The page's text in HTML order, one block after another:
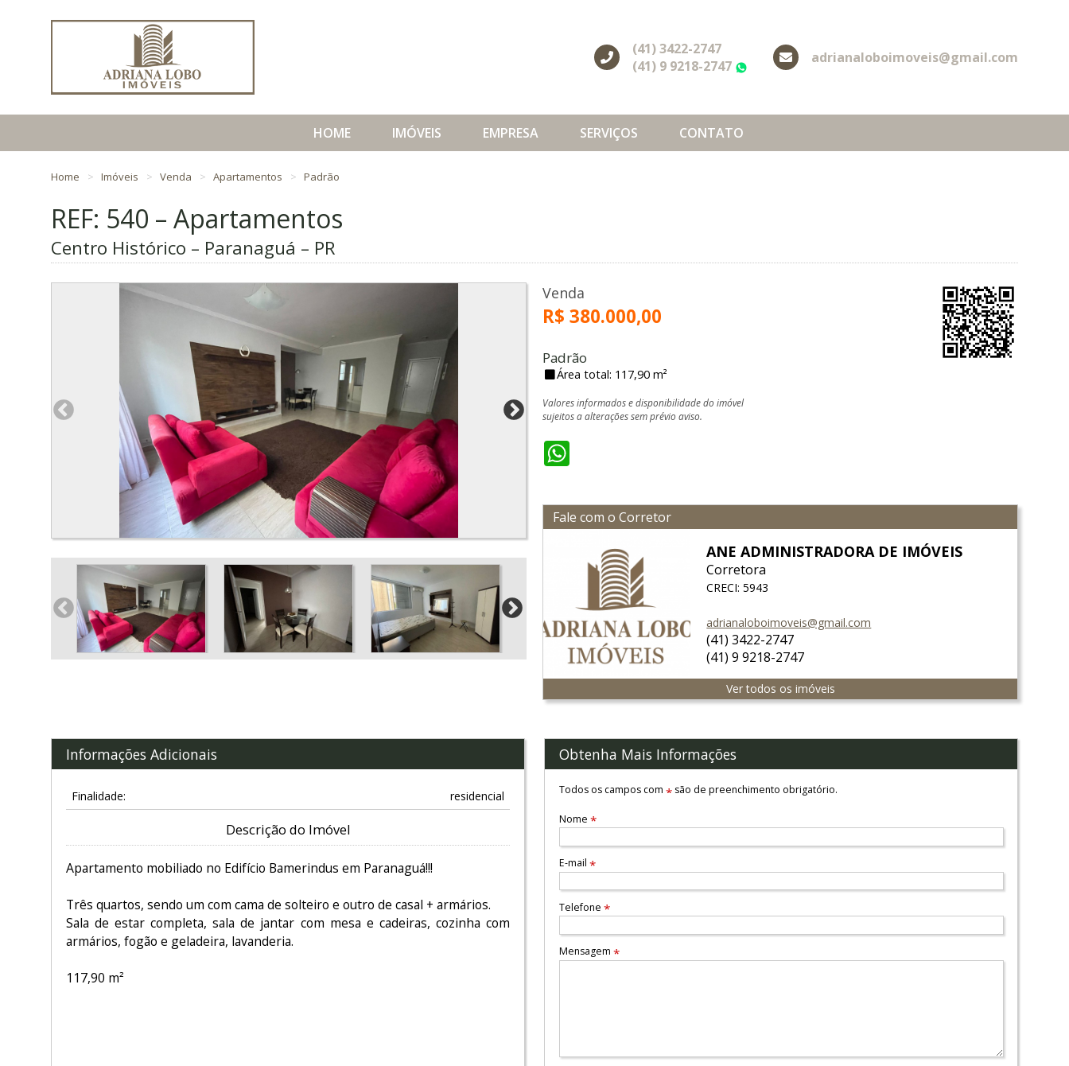
(41) 3422-2747
(41) 9 9218-2747
WhatsApp
adrianaloboimoveis@gmail.com
HOME IMÓVEIS EMPRESA SERVIÇOS CONTATO
Home Imóveis Venda Apartamentos Padrão
REF: 540 – Apartamentos
Centro Histórico – Paranaguá – PR
Venda
R$ 380.000,00
Padrão
Área total: 117,90 m²
Valores informados e disponibilidade do imóvel
sujeitos a alterações sem prévio aviso.
Fale com o Corretor
ANE ADMINISTRADORA DE IMÓVEIS
Corretora
CRECI: 5943
adrianaloboimoveis@gmail.com
(41) 3422-2747
(41) 9 9218-2747
Ver todos os imóveis
Informações Adicionais
Finalidade: residencial
Descrição do Imóvel
Apartamento mobiliado no Edifício Bamerindus em Paranaguá!!!
Três quartos, sendo um com cama de solteiro e outro de casal + armários.
Sala de estar completa, sala de jantar com mesa e cadeiras, cozinha com
armários, fogão e geladeira, lavanderia.
117,90 m²
Obtenha Mais Informações
Todos os campos com *são de preenchimento obrigatório.
Nome *
E-mail *
Telefone *
Mensagem *